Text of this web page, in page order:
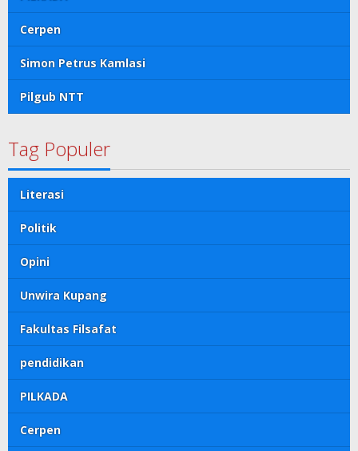
Cerpen
Simon Petrus Kamlasi
Pilgub NTT
Tag Populer
Literasi
Politik
Opini
Unwira Kupang
Fakultas Filsafat
pendidikan
PILKADA
Cerpen